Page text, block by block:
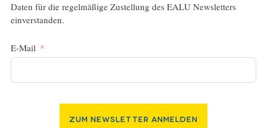
Daten für die regelmäßige Zustellung des EALU Newsletters
einverstanden.
E-Mail
Zum Newsletter Anmelden